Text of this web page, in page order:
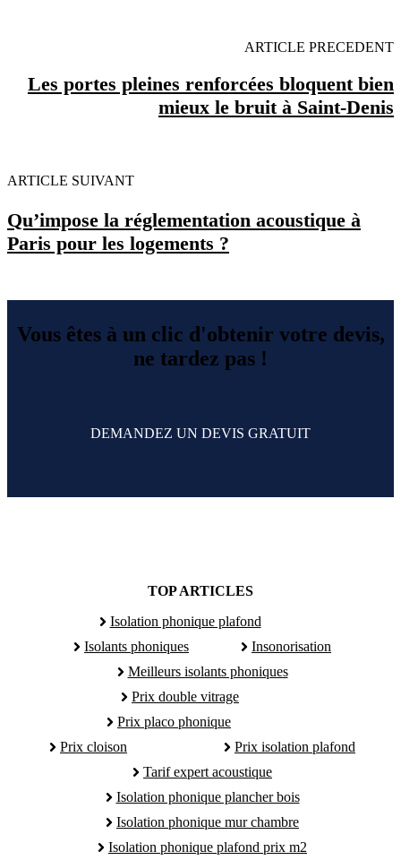
ARTICLE PRECEDENT
Les portes pleines renforcées bloquent bien
mieux le bruit à Saint-Denis
ARTICLE SUIVANT
Qu’impose la réglementation acoustique à
Paris pour les logements ?
Vous êtes à un clic d'obtenir votre devis,
ne tardez pas !
DEMANDEZ UN DEVIS GRATUIT
TOP ARTICLES
Isolation phonique plafond
Isolants phoniques
Insonorisation
Meilleurs isolants phoniques
Prix double vitrage
Prix placo phonique
Prix cloison
Prix isolation plafond
Tarif expert acoustique
Isolation phonique plancher bois
Isolation phonique mur chambre
Isolation phonique plafond prix m2